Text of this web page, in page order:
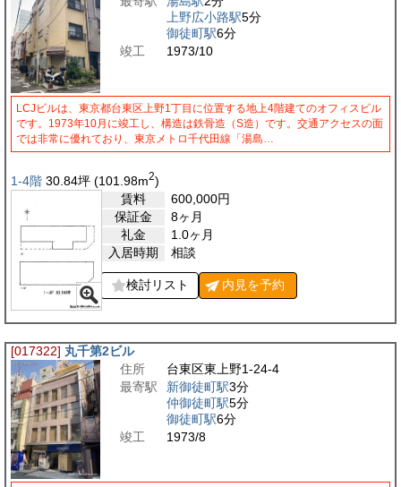
上野広小路駅5分
御徒町駅6分
竣工
1973/10
LCJビルは、東京都台東区上野1丁目に位置する地上4階建てのオフィスビル
です。1973年10月に竣工し、構造は鉄骨造（S造）です。交通アクセスの面
では非常に優れており、東京メトロ千代田線「湯島…
1-4階 30.84坪 (101.98m2)
賃料
600,000円
保証金
8ヶ月
礼金
1.0ヶ月
入居時期
相談
検討リスト 内見を予約
[017322] 丸千第2ビル
住所
台東区東上野1-24-4
最寄駅
新御徒町駅3分
仲御徒町駅5分
御徒町駅6分
竣工
1973/8